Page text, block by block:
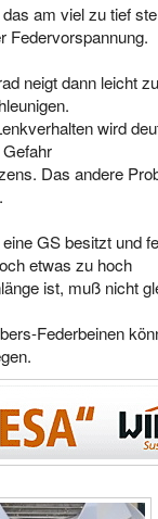
am viel zu tief
Federvorspannung.
neigt dann leicht
wird
Das andere
GS besitzt und
etwas zu hoch
ist, muß nicht
Federbeinen